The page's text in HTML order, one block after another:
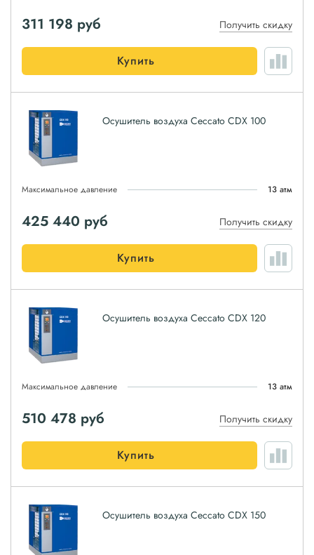
311 198 руб Получить скидку
Купить
Осушитель воздуха Ceccato CDX 100
Максимальное давление 13 атм
425 440 руб Получить скидку
Купить
Осушитель воздуха Ceccato CDX 120
Максимальное давление 13 атм
510 478 руб Получить скидку
Купить
Осушитель воздуха Ceccato CDX 150